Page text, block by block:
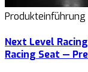
Produkteinführung
Next Level
Racing Seat —